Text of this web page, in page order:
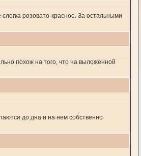
розовато-красное. За остальными
похож на того, что на выложенной
до дна и на нем собственно